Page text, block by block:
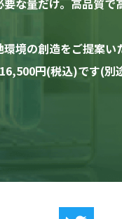
な量だけ。高品質で
境の創造をご提案い
円(税込)です(別